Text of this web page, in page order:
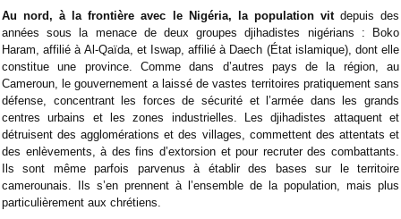
Au nord, à la frontière avec le Nigéria, la population vitdepuis des
années sous la menace de deux groupes djihadistes nigérians : Boko
Haram, affilié à Al-Qaïda, et Iswap, affilié à Daech (État islamique), dont elle
constitue une province. Comme dans d’autres pays de la région, au
Cameroun, le gouvernement a laissé de vastes territoires pratiquement sans
défense, concentrant les forces de sécurité et l’armée dans les grands
centres urbains et les zones industrielles. Les djihadistes attaquent et
détruisent des agglomérations et des villages, commettent des attentats et
des enlèvements, à des fins d’extorsion et pour recruter des combattants.
Ils sont même parfois parvenus à établir des bases sur le territoire
camerounais. Ils s’en prennent à l’ensemble de la population, mais plus
particulièrement aux chrétiens.